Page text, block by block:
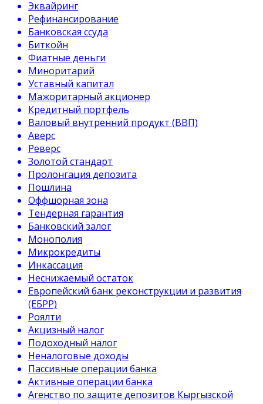
Эквайринг
Рефинансирование
Банковская ссуда
Биткойн
Фиатные деньги
Миноритарий
Уставный капитал
Мажоритарный акционер
Кредитный портфель
Валовый внутренний продукт (ВВП)
Аверс
Реверс
Золотой стандарт
Пролонгация депозита
Пошлина
Оффшорная зона
Тендерная гарантия
Банковский залог
Монополия
Микрокредиты
Инкассация
Неснижаемый остаток
Европейский банк реконструкции и развития
(ЕБРР)
Роялти
Акцизный налог
Подоходный налог
Неналоговые доходы
Пассивные операции банка
Активные операции банка
Агенство по защите депозитов Кыргызской